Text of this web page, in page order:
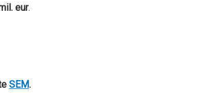
eur.
SEM.